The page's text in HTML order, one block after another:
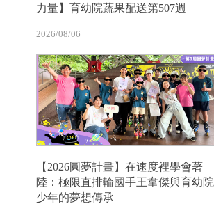
力量】育幼院蔬果配送第507週
2026/08/06
【2026圓夢計畫】在速度裡學會著
陸：極限直排輪國手王韋傑與育幼院
少年的夢想傳承